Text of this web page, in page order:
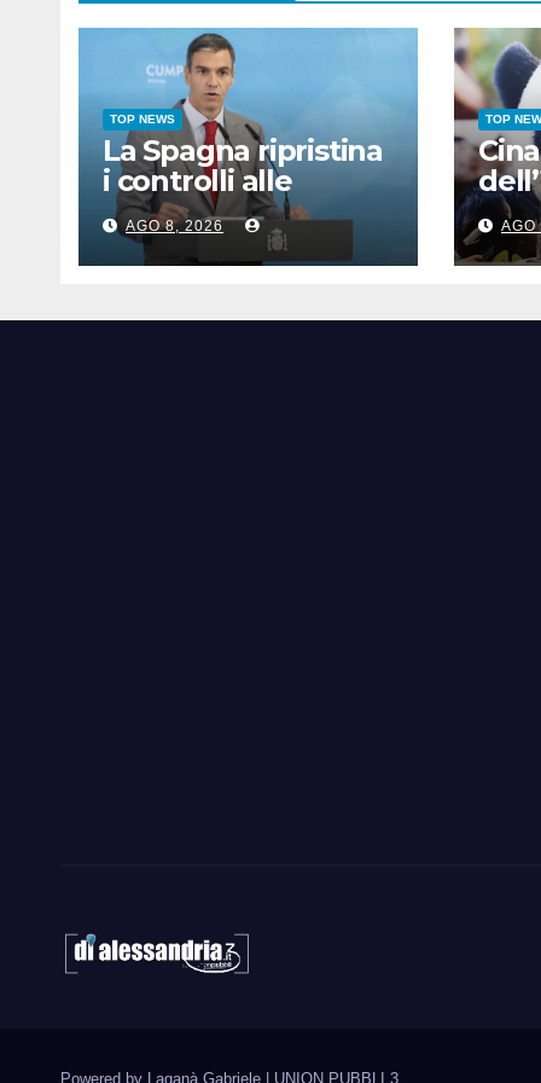
TOP NEWS
La Spagna ripristina
i controlli alle
frontiere con l’Italia
AGO 8, 2026
TOP
Powered by Laganà Gabriele UNION PUBBLI 3